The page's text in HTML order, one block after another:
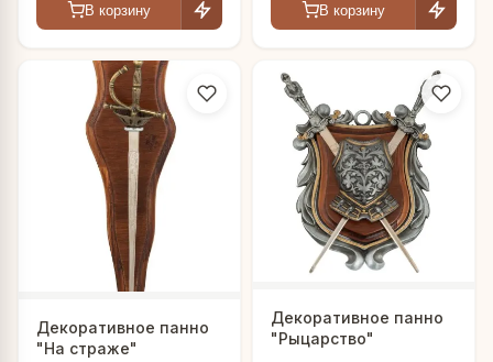
В корзину В корзину
Декоративное панно
"На страже"
Декоративное панно
"Рыцарство"